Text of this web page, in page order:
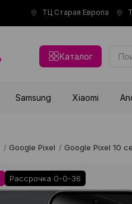
ТЦ Старая Европа
Каталог
Samsung Xiaomi
/ Google Pixel / Google Pixel 10
Рассрочка 0-0-36